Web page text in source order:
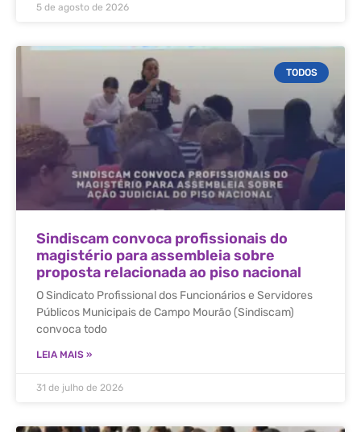
5 de agosto de 2026
TODOS
Sindiscam convoca profissionais do
magistério para assembleia sobre
proposta relacionada ao piso nacional
O Sindicato Profissional dos Funcionários e Servidores
Públicos Municipais de Campo Mourão (Sindiscam)
convoca todo
LEIA MAIS »
31 de julho de 2026